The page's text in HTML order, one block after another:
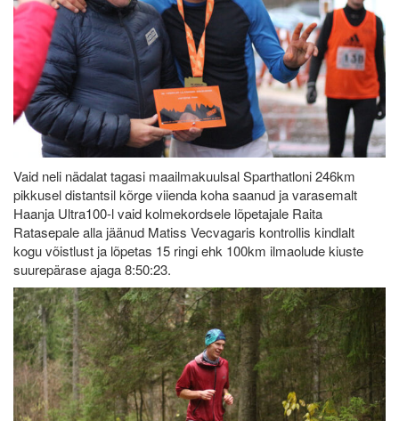
Vaid neli nädalat tagasi maailmakuulsal Sparthatloni 246km
pikkusel distantsil kõrge viienda koha saanud ja varasemalt
Haanja Ultra100-l vaid kolmekordsele lõpetajale Raita
Ratasepale alla jäänud Matiss Vecvagaris kontrollis kindlalt
kogu võistlust ja lõpetas 15 ringi ehk 100km ilmaolude kiuste
suurepärase ajaga 8:50:23.